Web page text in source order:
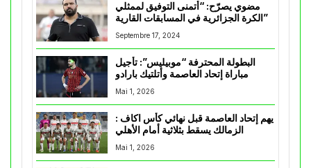
مضوي يصرّح: “أتمنى التوفيق لممثلي
الكرة الجزائرية في المسابقات القارية”
Septembre 17, 2024
البطولة المحترفة “موبيليس”: تأجيل
مباراة إتحاد العاصمة وأتلتيك بارادو
Mai 1, 2026
يهم إتحاد العاصمة قبل نهائي كأس اكاف :
Mai 1, 2026